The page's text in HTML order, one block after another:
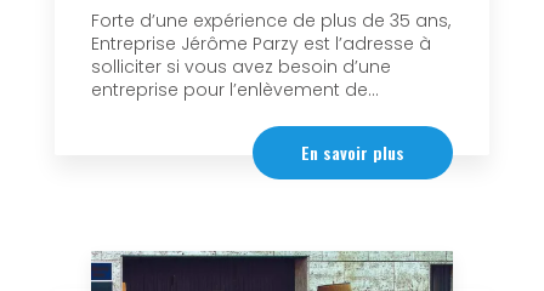
Forte d’une expérience de plus de 35 ans,
Entreprise Jérôme Parzy est l’adresse à
solliciter si vous avez besoin d’une
entreprise pour l’enlèvement de...
En savoir plus